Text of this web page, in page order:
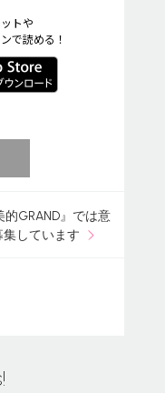
トや
で読める！
的GRAND』では意
しています